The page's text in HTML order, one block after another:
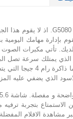
لديك. تأتي مكبرات
الجهاز يوفر
الذي يضفي عليه
مشاهدة الافلام